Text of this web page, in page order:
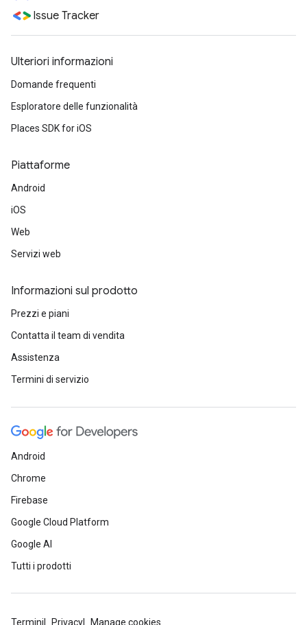
Issue Tracker
Ulteriori informazioni
Domande frequenti
Esploratore delle funzionalità
Places SDK for iOS
Piattaforme
Android
iOS
Web
Servizi web
Informazioni sul prodotto
Prezzi e piani
Contatta il team di vendita
Assistenza
Termini di servizio
Android
Chrome
Firebase
Google Cloud Platform
Google AI
Tutti i prodotti
Termini Privacy Manage cookies